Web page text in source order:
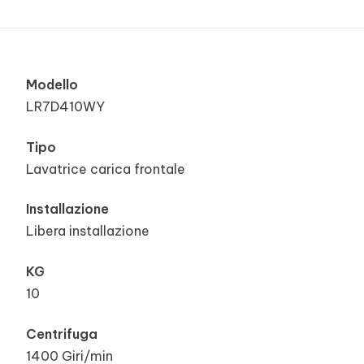
Modello
LR7D410WY
Tipo
Lavatrice carica frontale
Installazione
Libera installazione
KG
10
Centrifuga
1400 Giri/min